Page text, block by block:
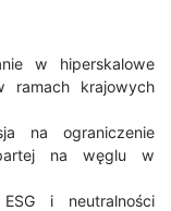
w hiperskalowe
ramach krajowych
na ograniczenie
na węglu w
i neutralności